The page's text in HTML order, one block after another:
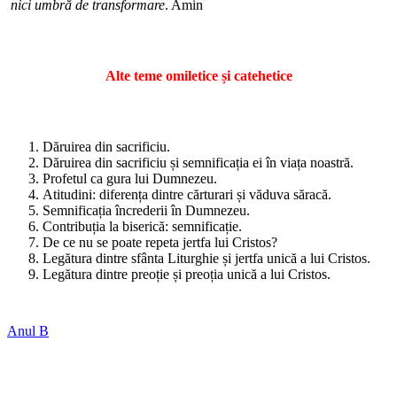
nici umbră de transformare. Amin
Alte teme omiletice și catehetice
Dăruirea din sacrificiu.
Dăruirea din sacrificiu și semnificația ei în viața noastră.
Profetul ca gura lui Dumnezeu.
Atitudini: diferența dintre cărturari și văduva săracă.
Semnificația încrederii în Dumnezeu.
Contribuția la biserică: semnificație.
De ce nu se poate repeta jertfa lui Cristos?
Legătura dintre sfânta Liturghie și jertfa unică a lui Cristos.
Legătura dintre preoție și preoția unică a lui Cristos.
Anul B